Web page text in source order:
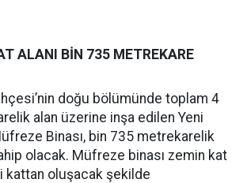
ALANI BİN 735 METREKARE
doğu bölümünde toplam 4
alan üzerine inşa edilen Yeni
Binası, bin 735 metrekarelik
olacak. Müfreze binası zemin kat
kattan oluşacak şekilde